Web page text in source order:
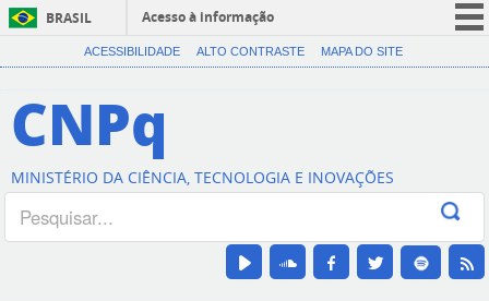
BRASIL
Acesso à informação
CORONAVÍRUS (COVID-19)
Canais
ACESSIBILIDADE ALTO CONTRASTE MAPA DO SITE
CNPq
MINISTÉRIO DA CIÊNCIA, TECNOLOGIA E INOVAÇÕES